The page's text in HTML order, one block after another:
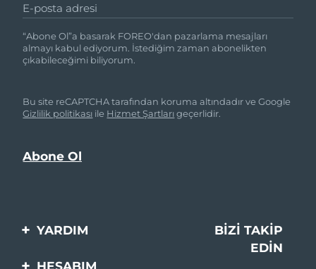
E-posta adresi
“Abone Ol”a basarak FOREO'dan pazarlama mesajları
almayı kabul ediyorum. İstediğim zaman abonelikten
çıkabileceğimi biliyorum.
Bu site reCAPTCHA tarafından koruma altındadır ve Google
Gizlilik politikası ile Hizmet Şartlarıgeçerlidir.
YARDIM
Bi̇zi̇mle İleti̇şi̇me Geçi̇n
BIZI TAKIP
EDIN
HESABIM